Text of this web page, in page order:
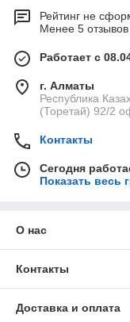
Рейтинг не
Менее 5
Работает с
г. Алматы
Республика
(Торетай) 92/2
Контакты
Сегодня
Показать весь
О нас
Контакты
Доставка и оплата